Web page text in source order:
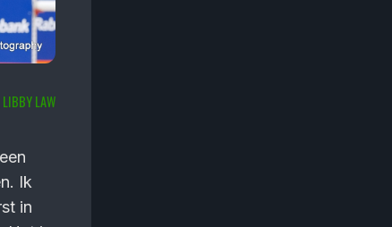
LIBBY LAW
Ik
in